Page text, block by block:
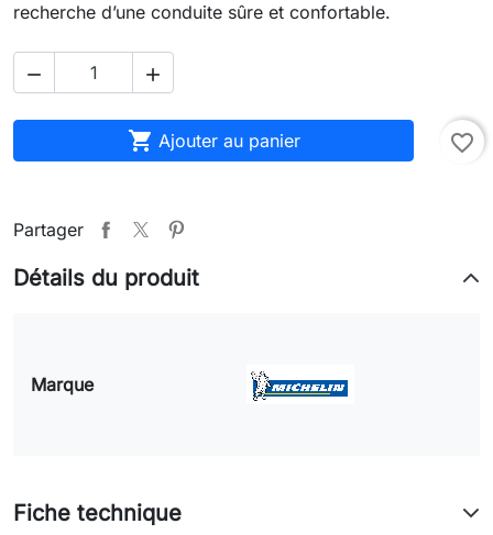
recherche d’une conduite sûre et confortable.
 
 Ajouter au panier favorite_border
Partager
Détails du produit
Marque
Fiche technique